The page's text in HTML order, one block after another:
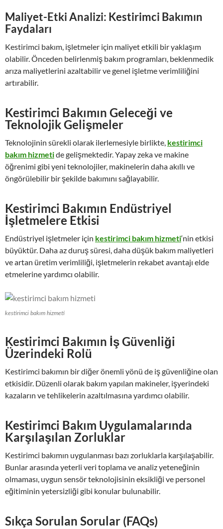
Maliyet-Etki Analizi: Kestirimci Bakımın
Faydaları
Kestirimci bakım, işletmeler için maliyet etkili bir yaklaşım
olabilir. Önceden belirlenmiş bakım programları, beklenmedik
arıza maliyetlerini azaltabilir ve genel işletme verimliliğini
artırabilir.
Kestirimci Bakımın Geleceği ve
Teknolojik Gelişmeler
Teknolojinin sürekli olarak ilerlemesiyle birlikte, kestirimci
bakım hizmetide gelişmektedir. Yapay zeka ve makine
öğrenimi gibi yeni teknolojiler, makinelerin daha akıllı ve
öngörülebilir bir şekilde bakımını sağlayabilir.
Kestirimci Bakımın Endüstriyel
İşletmelere Etkisi
Endüstriyel işletmeler için kestirimci bakım hizmeti‘nin etkisi
büyüktür. Daha az duruş süresi, daha düşük bakım maliyetleri
ve artan üretim verimliliği, işletmelerin rekabet avantajı elde
etmelerine yardımcı olabilir.
kestirimci bakım hizmeti
Kestirimci Bakımın İş Güvenliği
Üzerindeki Rolü
Kestirimci bakımın bir diğer önemli yönü de iş güvenliğine olan
etkisidir. Düzenli olarak bakım yapılan makineler, işyerindeki
kazaların ve tehlikelerin azaltılmasına yardımcı olabilir.
Kestirimci Bakım Uygulamalarında
Karşılaşılan Zorluklar
Kestirimci bakımın uygulanması bazı zorluklarla karşılaşabilir.
Bunlar arasında yeterli veri toplama ve analiz yeteneğinin
olmaması, uygun sensör teknolojisinin eksikliği ve personel
eğitiminin yetersizliği gibi konular bulunabilir.
Sıkça Sorulan Sorular (FAQs)